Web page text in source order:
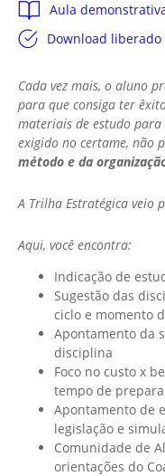
Aula
Download liberado
Cada vez mais, o aluno
para que consiga ter
materiais de estudo
exigido no certame, não
método e da
A Trilha Estratégica veio
Aqui, você encontra:
Indicação de
Sugestão das
ciclo e momento
Apontamento da
disciplina
Foco no custo x
tempo de
Apontamento de
legislação e
Comunidade de
orientações do